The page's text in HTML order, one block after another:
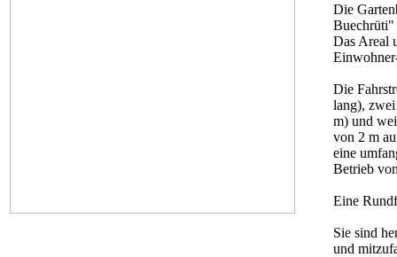
Die
Buechrüti"
Das Areal
Die
lang),
m) und
von 2 m
eine
Betrieb
Eine
Sie sind
und